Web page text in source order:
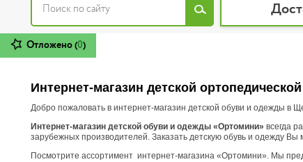
Отложено (0)
Интернет-магазин детской
Добро пожаловать в интернет-магазин детской обуви и одежды в
Интернет-магазин детской обуви и одежды «Ортомини» всегда
зарубежных производителей. Заказать детскую обувь и одежду
Посмотрите ассортимент интернет-магазина «Ортомини». Мы